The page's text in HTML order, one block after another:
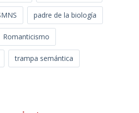
padre de la biología
Romanticismo
trampa semántica